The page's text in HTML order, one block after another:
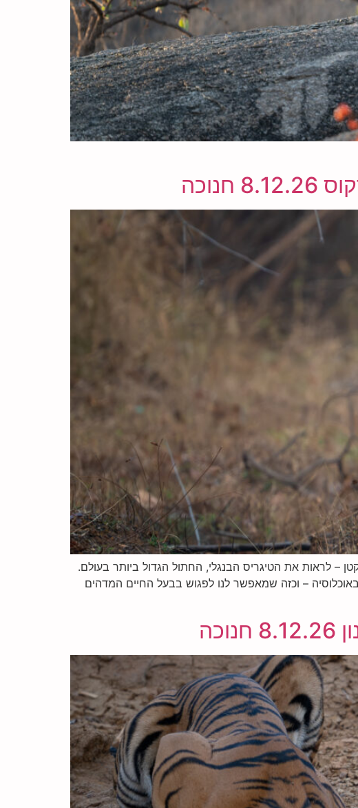
– לראות את הטיגריס הבנגלי, החתול הגדול ביותר בעולם.
– וכזה שמאפשר לנו לפגוש בבעל החיים המדהים